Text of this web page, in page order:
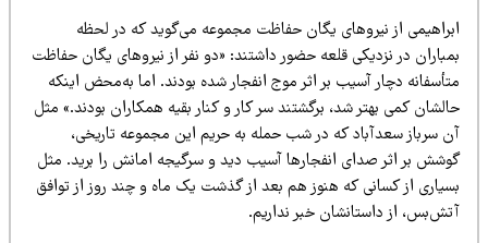
از نیروهای یگان حفاظت مجموعه می‌گوید که در لحظه
در نزدیکی قلعه حضور داشتند: «دو نفر از نیروهای یگان حفاظت
دچار آسیب بر اثر موج انفجار شده بودند. اما به‌محض اینکه
کمی بهتر شد، برگشتند سر کار و کنار بقیه همکاران بودند.» مثل
سرباز سعدآباد که در شب حمله به حریم این مجموعه تاریخی،
بر اثر صدای انفجارها آسیب دید و سرگیجه امانش را برید. مثل
از کسانی که هنوز هم بعد از گذشت یک ماه و چند روز از توافق
از داستانشان خبر نداریم.